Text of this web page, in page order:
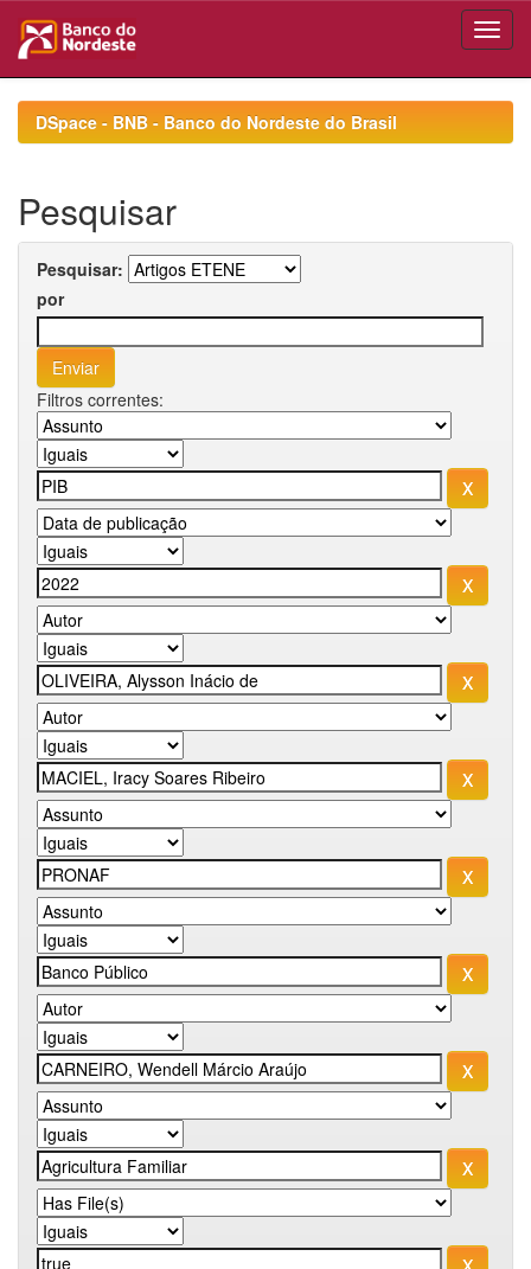
navigationDSpace - BNB - Banco do Nordeste do Brasil
Pesquisar
Pesquisar:
por
Filtros correntes: